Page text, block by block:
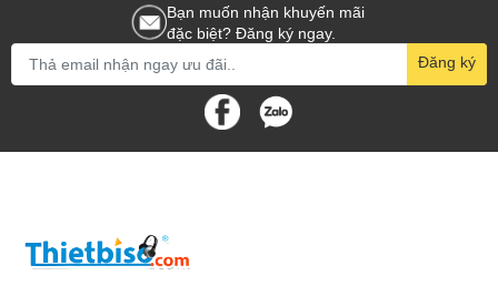
Bạn muốn nhận khuyến mãi
đặc biệt? Đăng ký ngay.
Đăng ký